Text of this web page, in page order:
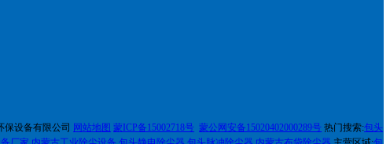
保设备有限公司 网站地图 蒙ICP备15002718号 蒙公网安备15020402000289号 热门搜索:包头